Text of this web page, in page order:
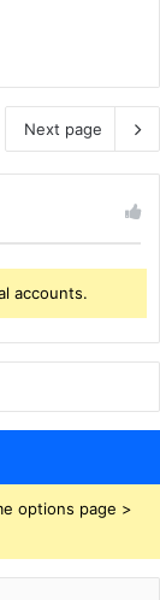
Next page
accounts.
options page >